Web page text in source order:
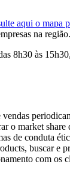
aqui o mapa
na região.
8h30 às
o market
de conduta
buscar e
com os